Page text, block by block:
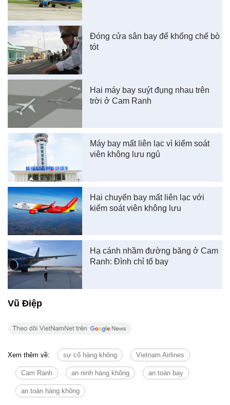
Đóng cửa sân bay để khống chế bò
tót
Hai máy bay suýt đụng nhau trên
trời ở Cam Ranh
Máy bay mất liên lạc vì kiểm soát
viên không lưu ngủ
Hai chuyến bay mất liên lạc với
kiểm soát viên không lưu
Hạ cánh nhầm đường băng ở Cam
Ranh: Đình chỉ tổ bay
Vũ Điệp
Xem thêm về: sự cố hàng không Vietnam Airlines
Cam Ranh an ninh hàng không an toàn bay
an toàn hàng không